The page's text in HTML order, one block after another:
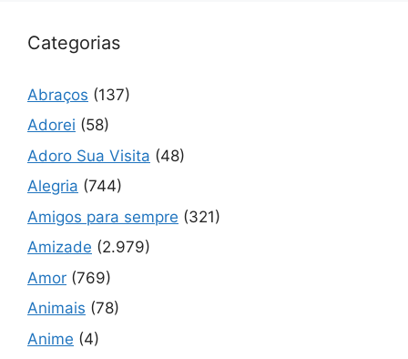
Categorias
Abraços (137)
Adorei (58)
Adoro Sua Visita (48)
Alegria (744)
Amigos para sempre (321)
Amizade (2.979)
Amor (769)
Animais (78)
Anime (4)